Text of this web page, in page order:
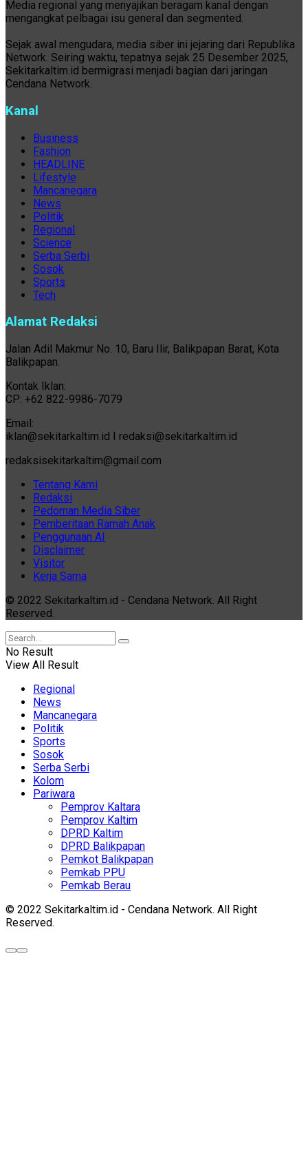
Media regional yang menyajikan beragam kanal dengan
mengangkat pelbagai isu general dan segmented.
Sejak awal mengudara, media siber ini jejaring dari Republika
Network. Seiring waktu, tepatnya sejak 25 Desember 2025,
Sekitarkaltim.id bermigrasi menjadi bagian dari jaringan
Cendana Network.
Kanal
Business
Fashion
HEADLINE
Lifestyle
Mancanegara
News
Politik
Regional
Science
Serba Serbi
Sosok
Sports
Tech
Alamat Redaksi
Jalan Adil Makmur No. 10, Baru Ilir, Balikpapan Barat, Kota
Balikpapan.
Kontak Iklan:
CP: +62 822-9986-7079
Email:
iklan@sekitarkaltim.id I redaksi@sekitarkaltim.id
redaksisekitarkaltim@gmail.com
Tentang Kami
Redaksi
Pedoman Media Siber
Pemberitaan Ramah Anak
Penggunaan AI
Disclaimer
Visitor
Kerja Sama
© 2022 Sekitarkaltim.id - Cendana Network. All Right
Reserved.
No Result
View All Result
Regional
News
Mancanegara
Politik
Sports
Sosok
Serba Serbi
Kolom
Pariwara
Pemprov Kaltara
Pemprov Kaltim
DPRD Kaltim
DPRD Balikpapan
Pemkot Balikpapan
Pemkab PPU
Pemkab Berau
© 2022 Sekitarkaltim.id - Cendana Network. All Right
Reserved.